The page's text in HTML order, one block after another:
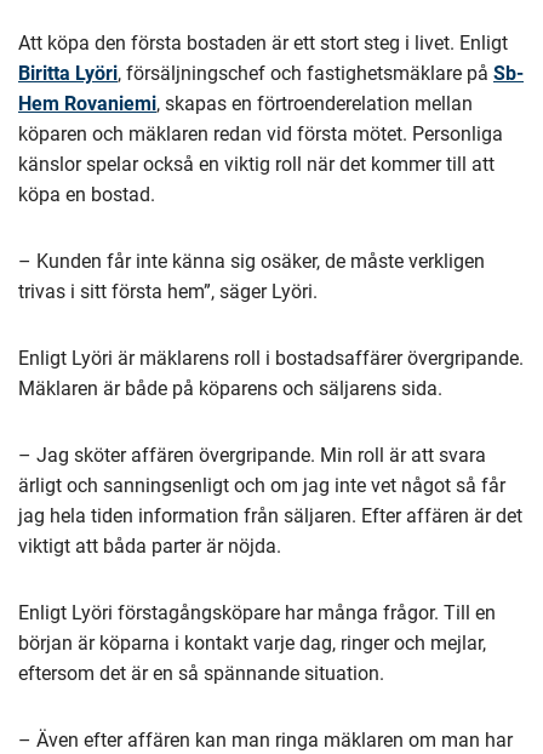
Att köpa den första bostaden är ett stort steg i livet. Enligt
Biritta Lyöri, försäljningschef och fastighetsmäklare på Sb-
Hem Rovaniemi, skapas en förtroenderelation mellan
köparen och mäklaren redan vid första mötet. Personliga
känslor spelar också en viktig roll när det kommer till att
köpa en bostad.
– Kunden får inte känna sig osäker, de måste verkligen
trivas i sitt första hem”, säger Lyöri.
Enligt Lyöri är mäklarens roll i bostadsaffärer övergripande.
Mäklaren är både på köparens och säljarens sida.
– Jag sköter affären övergripande. Min roll är att svara
ärligt och sanningsenligt och om jag inte vet något så får
jag hela tiden information från säljaren. Efter affären är det
viktigt att båda parter är nöjda.
Enligt Lyöri förstagångsköpare har många frågor. Till en
början är köparna i kontakt varje dag, ringer och mejlar,
eftersom det är en så spännande situation.
– Även efter affären kan man ringa mäklaren om man har